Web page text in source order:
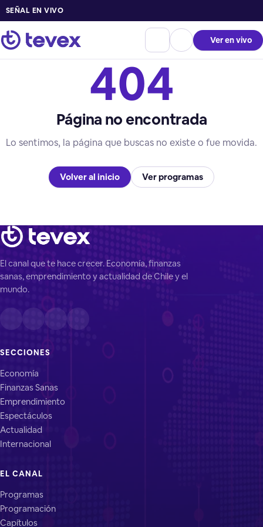
SEÑAL EN VIVO
Ver en vivo
404
Página no encontrada
Lo sentimos, la página que buscas no existe o fue movida.
Volver al inicio Ver programas
El canal que te hace crecer. Economía, finanzas
sanas, emprendimiento y actualidad de Chile y el
mundo.
SECCIONES
Economía
Finanzas Sanas
Emprendimiento
Espectáculos
Actualidad
Internacional
EL CANAL
Programas
Programación
Capítulos